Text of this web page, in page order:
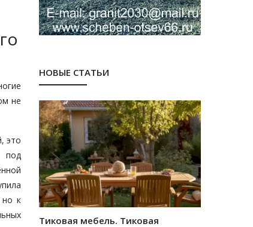
не
это
под
но к
НОВЫЕ СТАТЬИ
Тиковая мебель. Тиковая